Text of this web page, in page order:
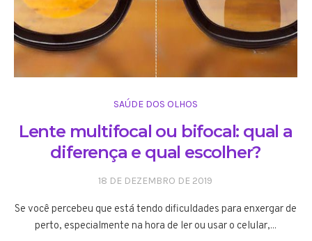
SAÚDE DOS OLHOS
Lente multifocal ou bifocal: qual a
diferença e qual escolher?
18 DE DEZEMBRO DE 2019
Se você percebeu que está tendo dificuldades para enxergar de
perto, especialmente na hora de ler ou usar o celular,...